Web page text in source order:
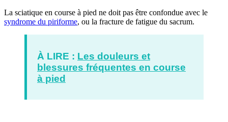
La sciatique en course à pied ne doit pas être confondue avec le
syndrome du piriforme, ou la fracture de fatigue du sacrum.
À LIRE : Les douleurs et
blessures fréquentes en course
à pied